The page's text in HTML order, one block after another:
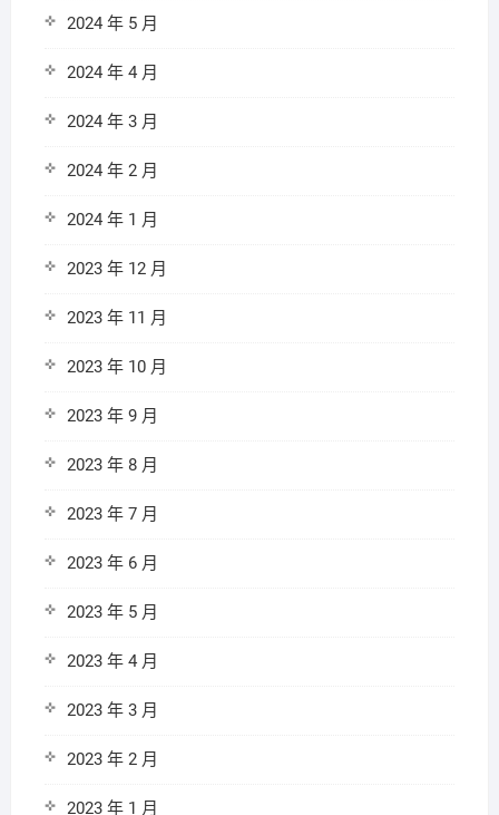
2024 年 5 月
2024 年 4 月
2024 年 3 月
2024 年 2 月
2024 年 1 月
2023 年 12 月
2023 年 11 月
2023 年 10 月
2023 年 9 月
2023 年 8 月
2023 年 7 月
2023 年 6 月
2023 年 5 月
2023 年 4 月
2023 年 3 月
2023 年 2 月
2023 年 1 月